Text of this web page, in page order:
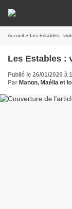
Accueil » Les Estables :
Les Estables :
Publié le 26/01/2020 à
Par Manon, Maélia et